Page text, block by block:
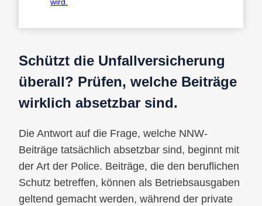
Schützt die Unfallversicherung
überall? Prüfen, welche Beiträge
wirklich absetzbar sind.
Die Antwort auf die Frage, welche NNW-
Beiträge tatsächlich absetzbar sind, beginnt mit
der Art der Police. Beiträge, die den beruflichen
Schutz betreffen, können als Betriebsausgaben
geltend gemacht werden, während der private